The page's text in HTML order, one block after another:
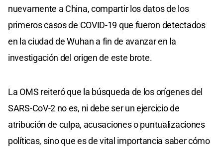
nuevamente a China, compartir los datos de los
primeros casos de COVID-19 que fueron detectados
en la ciudad de Wuhan a fin de avanzar en la
investigación del origen de este brote.
La OMS reiteró que la búsqueda de los orígenes del
SARS-CoV-2 no es, ni debe ser un ejercicio de
atribución de culpa, acusaciones o puntualizaciones
políticas, sino que es de vital importancia saber cómo